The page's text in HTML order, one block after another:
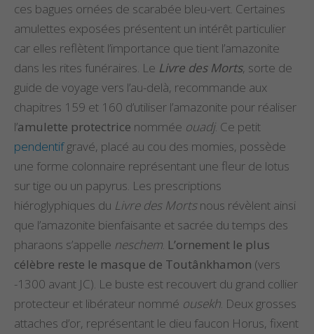
ces bagues ornées de scarabée bleu-vert. Certaines
amulettes exposées présentent un intérêt particulier
car elles reflètent l’importance que tient l’amazonite
dans les rites funéraires. Le Livre des Morts, sorte de
guide de voyage vers l’au-delà, recommande aux
chapitres 159 et 160 d’utiliser l’amazonite pour réaliser
l’amulette protectrice nommée ouadj. Ce petit
pendentifgravé, placé au cou des momies, possède
une forme colonnaire représentant une fleur de lotus
sur tige ou un papyrus. Les prescriptions
hiéroglyphiques du Livre des Mortsnous révèlent ainsi
que l’amazonite bienfaisante et sacrée du temps des
pharaons s’appelle neschem. L’ornement le plus
célèbre reste le masque de Toutânkhamon (vers
-1300 avant JC). Le buste est recouvert du grand collier
protecteur et libérateur nommé ousekh. Deux grosses
attaches d’or, représentant le dieu faucon Horus, fixent